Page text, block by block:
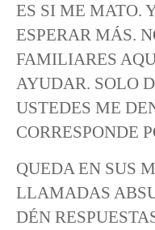
ES SI ME MATO.
ESPERAR MÁS.
FAMILIARES
AYUDAR. SOLO
USTEDES ME
CORRESPONDE
QUEDA EN SUS
LLAMADAS
DÉN